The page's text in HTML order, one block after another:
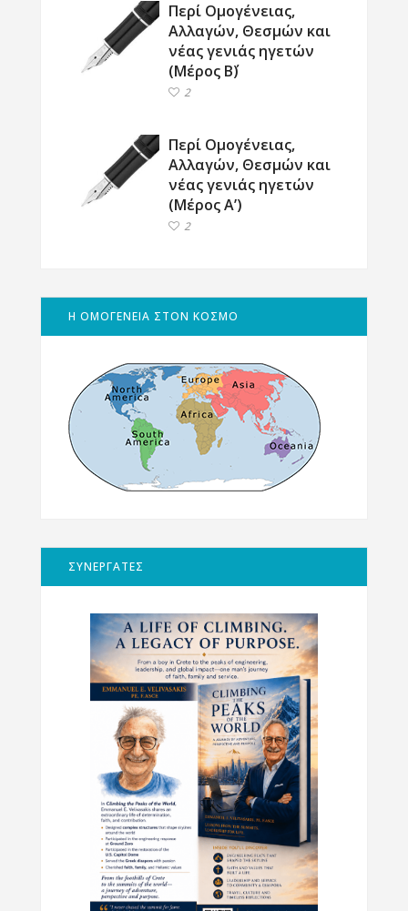
Περί Ομογένειας,
Αλλαγών, Θεσμών και
νέας γενιάς ηγετών
(Μέρος Β΄)
2
Περί Ομογένειας,
Αλλαγών, Θεσμών και
νέας γενιάς ηγετών
(Μέρος Α’)
2
Η ΟΜΟΓΕΝΕΙΑ ΣΤΟΝ ΚΟΣΜΟ
ΣΥΝΕΡΓΑΤΕΣ